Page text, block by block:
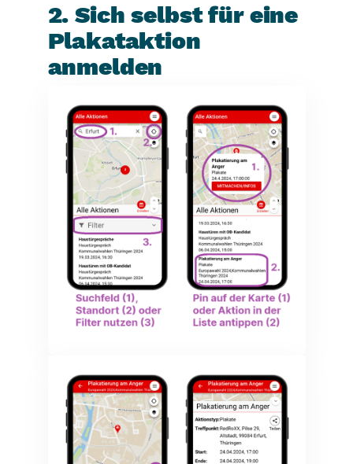
2. Sich selbst für eine
Plakataktion
anmelden